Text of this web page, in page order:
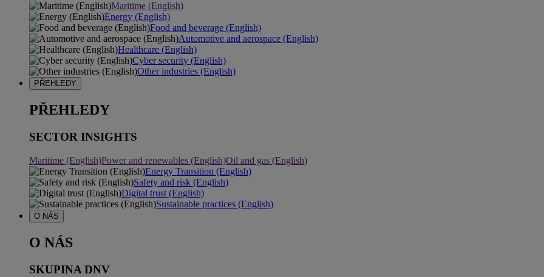
Maritime (English)
Energy (English)
Food and beverage (English)
Automotive and aerospace (English)
Healthcare (English)
Cyber security (English)
Other industries (English)
PŘEHLEDY
PŘEHLEDY
SECTOR INSIGHTS
Maritime (English)Power and renewables (English)Oil and gas (English)
Energy Transition (English)
Safety and risk (English)
Digital trust (English)
Sustainable practices (English)
O NÁS
O NÁS
SKUPINA DNV